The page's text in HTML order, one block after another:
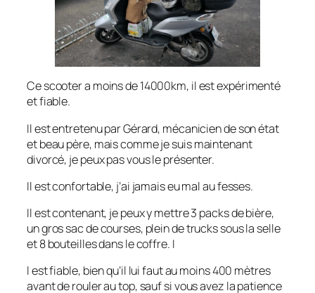
Ce scooter a moins de 14000km, il est expérimenté
et fiable.
Il est entretenu par Gérard, mécanicien de son état
et beau père, mais comme je suis maintenant
divorcé, je peux pas vous le présenter.
Il est confortable, j’ai jamais eu mal au fesses.
Il est contenant, je peux y mettre 3 packs de bière,
un gros sac de courses, plein de trucks sous la selle
et 8 bouteilles dans le coffre. I
l est fiable, bien qu’il lui faut au moins 400 mètres
avant de rouler au top, sauf si vous avez la patience